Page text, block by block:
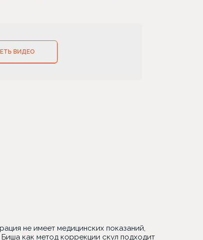
ВИДЕО
не имеет медицинских показаний,
как метод коррекции скул подходит